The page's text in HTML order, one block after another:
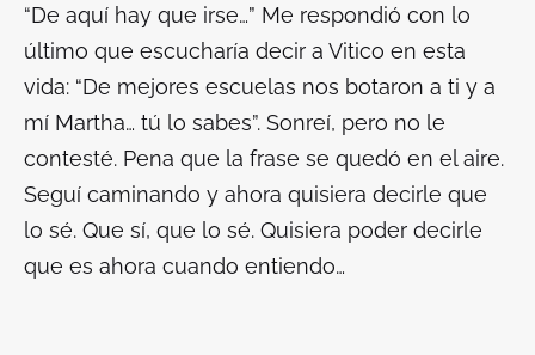
“De aquí hay que irse…” Me respondió con lo
último que escucharía decir a Vitico en esta
vida: “De mejores escuelas nos botaron a ti y a
mí Martha… tú lo sabes”. Sonreí, pero no le
contesté. Pena que la frase se quedó en el aire.
Seguí caminando y ahora quisiera decirle que
lo sé. Que sí, que lo sé. Quisiera poder decirle
que es ahora cuando entiendo…